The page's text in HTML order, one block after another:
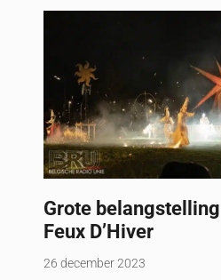
Grote
Feux D’Hiver
26 december 2023